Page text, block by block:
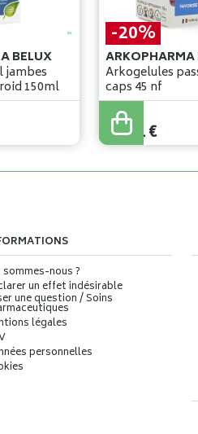
BELUX
jambes
legeres effet froid 150ml
-20%
ARKOPHARMA
Arkogelules
caps 45 nf
13,76
11,01€
sommes-nous ?
un effet indésirable
une question / Soins
légales
personnelles